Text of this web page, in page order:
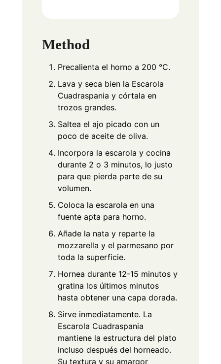
Method
Precalienta el horno a 200 °C.
Lava y seca bien la Escarola
Cuadraspania y córtala en
trozos grandes.
Saltea el ajo picado con un
poco de aceite de oliva.
Incorpora la escarola y cocina
durante 2 o 3 minutos, lo justo
para que pierda parte de su
volumen.
Coloca la escarola en una
fuente apta para horno.
Añade la nata y reparte la
mozzarella y el parmesano por
toda la superficie.
Hornea durante 12-15 minutos y
gratina los últimos minutos
hasta obtener una capa dorada.
Sirve inmediatamente. La
Escarola Cuadraspania
mantiene la estructura del plato
incluso después del horneado.
Su textura y su amargor